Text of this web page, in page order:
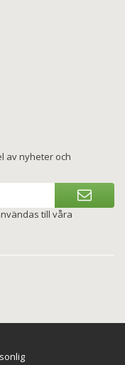
av nyheter och
till våra